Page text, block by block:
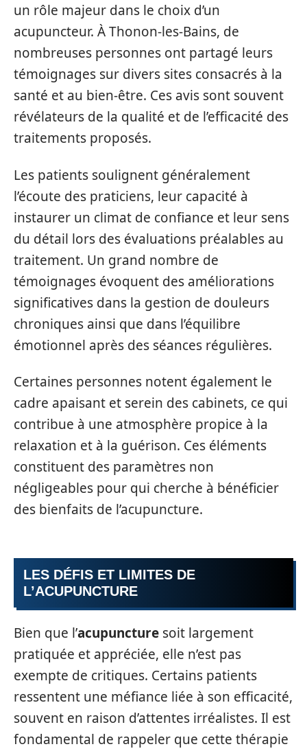
un rôle majeur dans le choix d’un
acupuncteur. À Thonon-les-Bains, de
nombreuses personnes ont partagé leurs
témoignages sur divers sites consacrés à la
santé et au bien-être. Ces avis sont souvent
révélateurs de la qualité et de l’efficacité des
traitements proposés.
Les patients soulignent généralement
l’écoute des praticiens, leur capacité à
instaurer un climat de confiance et leur sens
du détail lors des évaluations préalables au
traitement. Un grand nombre de
témoignages évoquent des améliorations
significatives dans la gestion de douleurs
chroniques ainsi que dans l’équilibre
émotionnel après des séances régulières.
Certaines personnes notent également le
cadre apaisant et serein des cabinets, ce qui
contribue à une atmosphère propice à la
relaxation et à la guérison. Ces éléments
constituent des paramètres non
négligeables pour qui cherche à bénéficier
des bienfaits de l’acupuncture.
LES DÉFIS ET LIMITES DE
L’ACUPUNCTURE
Bien que l’acupuncture soit largement
pratiquée et appréciée, elle n’est pas
exempte de critiques. Certains patients
ressentent une méfiance liée à son efficacité,
souvent en raison d’attentes irréalistes. Il est
fondamental de rappeler que cette thérapie